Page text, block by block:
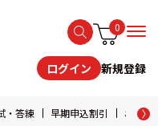
0
ログイン 新規登録
・答練 早期申込割引 おため